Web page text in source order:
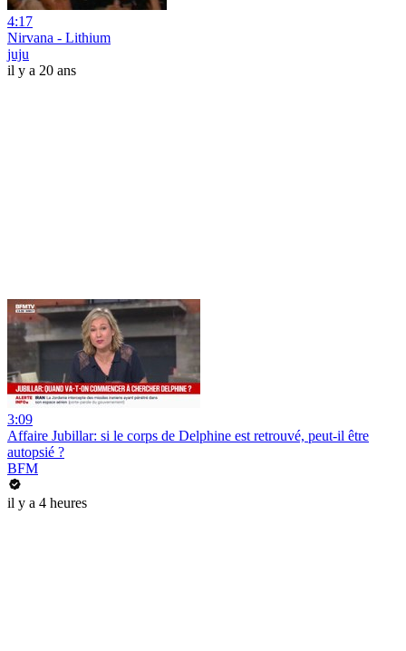
4:17
Nirvana - Lithium
juju
il y a 20 ans
3:09
Affaire Jubillar: si le corps de Delphine est retrouvé, peut-il être
autopsié ?
BFM
il y a 4 heures